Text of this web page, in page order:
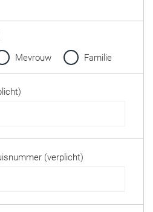
Mevrouw Familie
(verplicht)